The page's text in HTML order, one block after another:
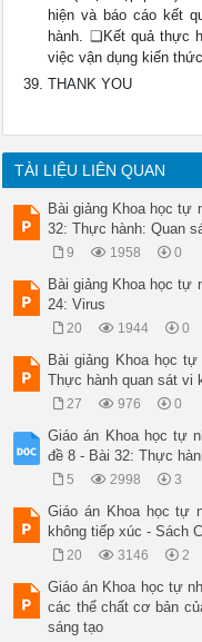
hiện và báo cáo kết
hành. ❑Kết quả thực
việc vận dụng kiến
THANK YOU
TÀI LIỆU LIÊN QUAN
Bài giảng Khoa học tự
32: Thực hành: Quan
9 1958 0
Bài giảng Khoa học tự
24: Virus
20 1944 0
Bài giảng Khoa học
Thực hành quan sát vi
27 976 0
Giáo án Khoa học tự
đề 8 - Bài 32: Thực
5 2998 3
Giáo án Khoa học tự
không tiếp xúc - Sách
20 3146 2
Giáo án Khoa học tự
các thể chất cơ bản
sáng tạo